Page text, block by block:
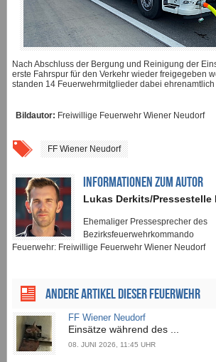
Nach Abschluss der Bergung und Reinigung der
erste Fahrspur für den Verkehr wieder freigegeben
standen 14 Feuerwehrmitglieder dabei ehrenamtlich
Bildautor: Freiwillige Feuerwehr Wiener Neudorf
FF Wiener Neudorf
INFORMATIONEN ZUM AUTOR
Lukas Derkits/Pressestelle
Ehemaliger Pressesprecher des
Bezirksfeuerwehrkommando
Feuerwehr: Freiwillige Feuerwehr Wiener Neudorf
ANDERE ARTIKEL DIESER FEUERWEHR
FF Wiener Neudorf
Einsätze während des ...
08. JUNI 2026, 11:45 UHR